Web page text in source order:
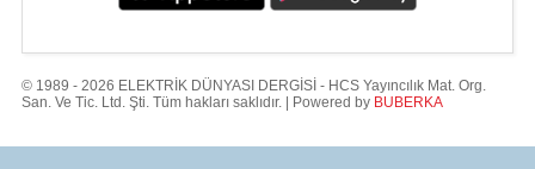
© 1989 - 2026 ELEKTRİK DÜNYASI DERGİSİ - HCS Yayıncılık Mat. Org.
San. Ve Tic. Ltd. Şti. Tüm hakları saklıdır. | Powered by BUBERKA